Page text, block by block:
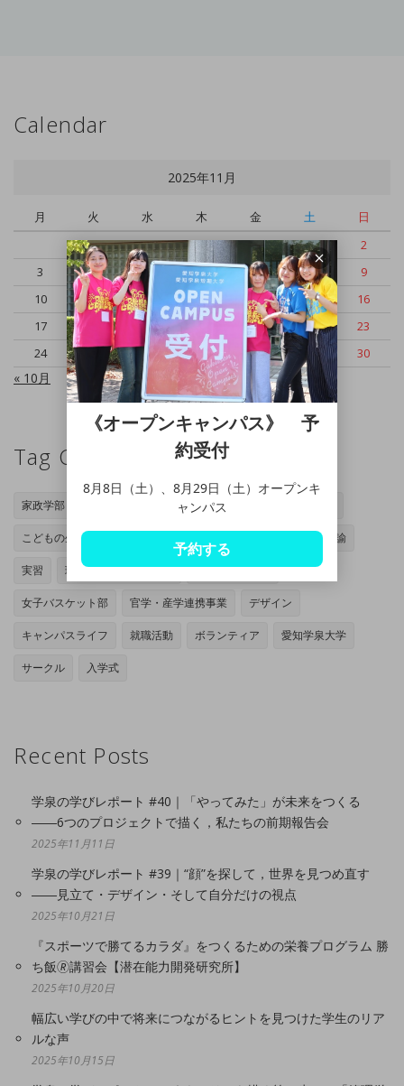
Calendar
2025年11月
月 火 水 木 金 土
日
1
2
3
4 5 6 7 8
9
10
11 12 13 14 15
16
17
19 20 21 22
23
24
25 26 27 28 29 30
« 10月
Tag Cloud
家政学部 管理栄養士専攻
こどもの生活専攻 小学校教諭
実習 現代マネジメント学部 豊田キャンパス
女子バスケット部 官学・産学連携事業 デザイン
キャンパスライフ 就職活動 ボランティア 愛知学泉大学
サークル 入学式
Recent Posts
学泉の学びレポート #40｜「やってみた」が未来をつくる
――6つのプロジェクトで描く，私たちの前期報告会
2025年11月11日
学泉の学びレポート #39｜“顔”を探して，世界を見つめ直す
――見立て・デザイン・そして自分だけの視点
2025年10月21日
『スポーツで勝てるカラダ』をつくるための栄養プログラム 勝
ち飯🄬講習会【潜在能力開発研究所】
2025年10月20日
幅広い学びの中で将来につながるヒントを見つけた学生のリア
ルな声
2025年10月15日
《オープンキャンパス》 予
約受付
8月8日（土）、8月29日（土）オープンキ
ャンパス
予約する